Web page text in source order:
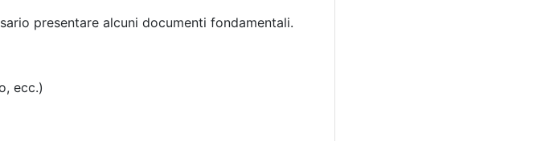
presentare alcuni documenti fondamentali.
ecc.)